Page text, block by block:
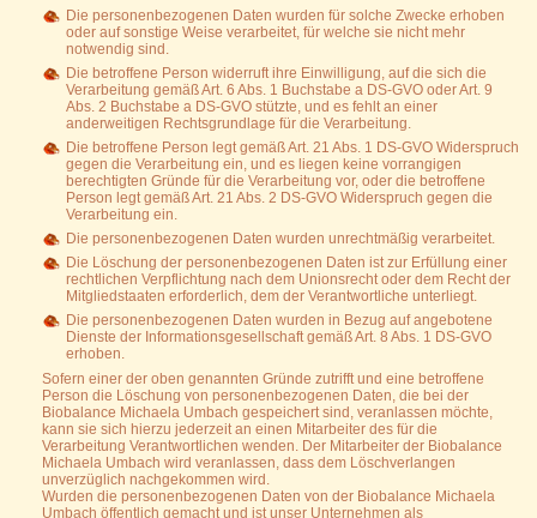
Die personenbezogenen Daten wurden für solche Zwecke erhoben
oder auf sonstige Weise verarbeitet, für welche sie nicht mehr
notwendig sind.
Die betroffene Person widerruft ihre Einwilligung, auf die sich die
Verarbeitung gemäß Art. 6 Abs. 1 Buchstabe a DS-GVO oder Art. 9
Abs. 2 Buchstabe a DS-GVO stützte, und es fehlt an einer
anderweitigen Rechtsgrundlage für die Verarbeitung.
Die betroffene Person legt gemäß Art. 21 Abs. 1 DS-GVO Widerspruch
gegen die Verarbeitung ein, und es liegen keine vorrangigen
berechtigten Gründe für die Verarbeitung vor, oder die betroffene
Person legt gemäß Art. 21 Abs. 2 DS-GVO Widerspruch gegen die
Verarbeitung ein.
Die personenbezogenen Daten wurden unrechtmäßig verarbeitet.
Die Löschung der personenbezogenen Daten ist zur Erfüllung einer
rechtlichen Verpflichtung nach dem Unionsrecht oder dem Recht der
Mitgliedstaaten erforderlich, dem der Verantwortliche unterliegt.
Die personenbezogenen Daten wurden in Bezug auf angebotene
Dienste der Informationsgesellschaft gemäß Art. 8 Abs. 1 DS-GVO
erhoben.
Sofern einer der oben genannten Gründe zutrifft und eine betroffene
Person die Löschung von personenbezogenen Daten, die bei der
Biobalance Michaela Umbach gespeichert sind, veranlassen möchte,
kann sie sich hierzu jederzeit an einen Mitarbeiter des für die
Verarbeitung Verantwortlichen wenden. Der Mitarbeiter der Biobalance
Michaela Umbach wird veranlassen, dass dem Löschverlangen
unverzüglich nachgekommen wird.
Wurden die personenbezogenen Daten von der Biobalance Michaela
Umbach öffentlich gemacht und ist unser Unternehmen als